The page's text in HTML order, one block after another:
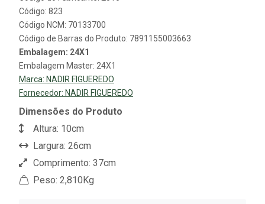
Código: 823
Código NCM: 70133700
Código de Barras do Produto: 7891155003663
Embalagem: 24X1
Embalagem Master: 24X1
Marca: NADIR FIGUEREDO
Fornecedor: NADIR FIGUEREDO
Dimensões do Produto
Altura: 10cm
Largura: 26cm
Comprimento: 37cm
Peso: 2,810Kg